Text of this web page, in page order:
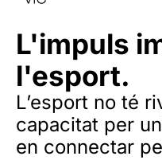
L'impuls
l'esport.
L’esport no té
capacitat per
en connectar